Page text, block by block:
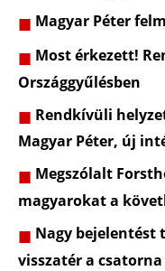
Magyar Péter
Most érkezett!
Országgyűlésben
Rendkívüli
Magyar Péter, új
Megszólalt
magyarokat a
Nagy bejelentést
visszatér a